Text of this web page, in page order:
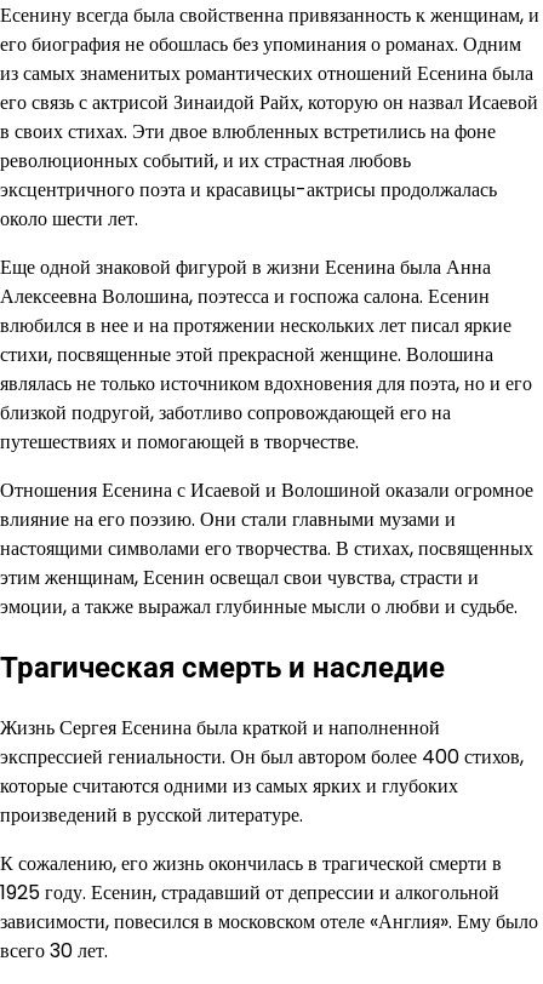
Есенину всегда была свойственна привязанность к женщинам, и
его биография не обошлась без упоминания о романах. Одним
из самых знаменитых романтических отношений Есенина была
его связь с актрисой Зинаидой Райх, которую он назвал Исаевой
в своих стихах. Эти двое влюбленных встретились на фоне
революционных событий, и их страстная любовь
эксцентричного поэта и красавицы-актрисы продолжалась
около шести лет.
Еще одной знаковой фигурой в жизни Есенина была Анна
Алексеевна Волошина, поэтесса и госпожа салона. Есенин
влюбился в нее и на протяжении нескольких лет писал яркие
стихи, посвященные этой прекрасной женщине. Волошина
являлась не только источником вдохновения для поэта, но и его
близкой подругой, заботливо сопровождающей его на
путешествиях и помогающей в творчестве.
Отношения Есенина с Исаевой и Волошиной оказали огромное
влияние на его поэзию. Они стали главными музами и
настоящими символами его творчества. В стихах, посвященных
этим женщинам, Есенин освещал свои чувства, страсти и
эмоции, а также выражал глубинные мысли о любви и судьбе.
Трагическая смерть и наследие
Жизнь Сергея Есенина была краткой и наполненной
экспрессией гениальности. Он был автором более 400 стихов,
которые считаются одними из самых ярких и глубоких
произведений в русской литературе.
К сожалению, его жизнь окончилась в трагической смерти в
1925 году. Есенин, страдавший от депрессии и алкогольной
зависимости, повесился в московском отеле «Англия». Ему было
всего 30 лет.